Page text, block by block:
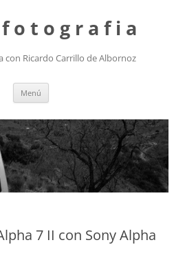
o t o g r a f i a
con Ricardo Carrillo de Albornoz
Menú
7 II con Sony Alpha